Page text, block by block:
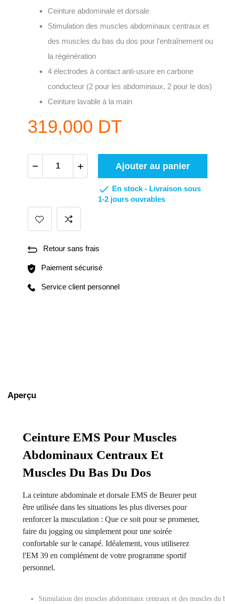
Ceinture abdominale et dorsale
Stimulation des muscles abdominaux centraux et
des muscles du bas du dos pour l'entraînement ou
la régénération
4 électrodes à contact anti-usure en carbone
conducteur (2 pour les abdominaux, 2 pour le dos)
Ceinture lavable à la main
319,000 DT
Ajouter au panier
 En stock - Livraison sous
1-2 jours ouvrables
Retour sans frais
Paiement sécurisé
Service client personnel
Aperçu
Ceinture EMS Pour Muscles
Abdominaux Centraux Et
Muscles Du Bas Du Dos
La ceinture abdominale et dorsale EMS de Beurer peut
être utilisée dans les situations les plus diverses pour
renforcer la musculation : Que ce soit pour se promener,
faire du jogging ou simplement pour une soirée
confortable sur le canapé. Idéalement, vous utiliserez
l'EM 39 en complément de votre programme sportif
personnel.
Stimulation des muscles abdominaux centraux et des muscles